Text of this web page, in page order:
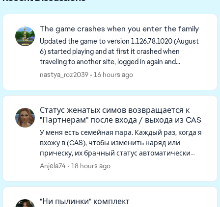
The game crashes when you enter the family
Updated the game to version 1.126.78.1020 (August
6) started playing and at first it crashed when
traveling to another site, logged in again and
everything was fine, exited without saving, and now
nastya_roz2039 16 hours ago
Статус женатых симов возвращается к
"Партнерам" после входа / выхода из CAS
У меня есть семейная пара. Каждый раз, когда я
вхожу в (CAS), чтобы изменить наряд или
прическу, их брачный статус автоматически
удаляется. Когда я возвращаюсь в режим
Anjela74 18 hours ago
"Ни пылинки" комплект